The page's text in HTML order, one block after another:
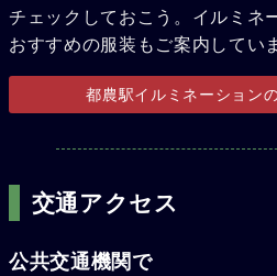
チェックしておこう。イルミネ
おすすめの服装もご案内してい
都農駅イルミネーション
交通アクセス
公共交通機関で